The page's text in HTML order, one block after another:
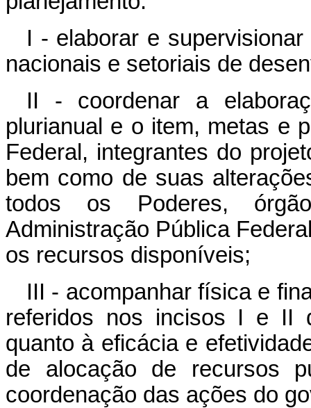
I - elaborar e
nacionais e setoriais de
II - coordenar a
plurianual e o item, metas e
Federal, integrantes do
bem como de suas
todos os Poderes,
Administração Pública
os recursos disponíveis;
III - acompanhar física e
referidos nos incisos I e II
quanto à eficácia e
de alocação de recursos
coordenação das ações do